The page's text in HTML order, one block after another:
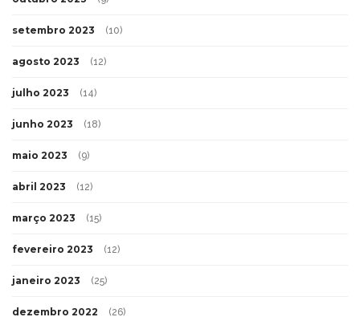
setembro 2023 (10)
agosto 2023 (12)
julho 2023 (14)
junho 2023 (18)
maio 2023 (9)
abril 2023 (12)
março 2023 (15)
fevereiro 2023 (12)
janeiro 2023 (25)
dezembro 2022 (26)